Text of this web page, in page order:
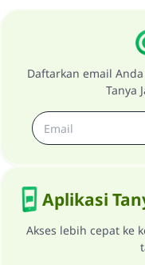
Daftarkan email
Tanya
Aplikasi
Akses lebih cepat ke